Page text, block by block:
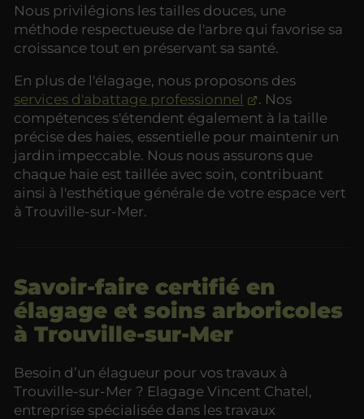
Nous privilégions les tailles douces, une
méthode respectueuse de l'arbre qui favorise sa
croissance tout en préservant sa santé.
En plus de l'élagage, nous proposons des
services d'abattage professionnel
. Nos
compétences s'étendent également à la taille
précise des haies, essentielle pour maintenir un
jardin impeccable. Nous nous assurons que
chaque haie est taillée avec soin, contribuant
ainsi à l'esthétique générale de votre espace vert
à Trouville-sur-Mer.
Savoir-faire certifié en
élagage et soins arboricoles
à Trouville-sur-Mer
Besoin d’un élagueur pour vos travaux à
Trouville-sur-Mer ? Elagage Vincent Chatel,
entreprise spécialisée dans les travaux